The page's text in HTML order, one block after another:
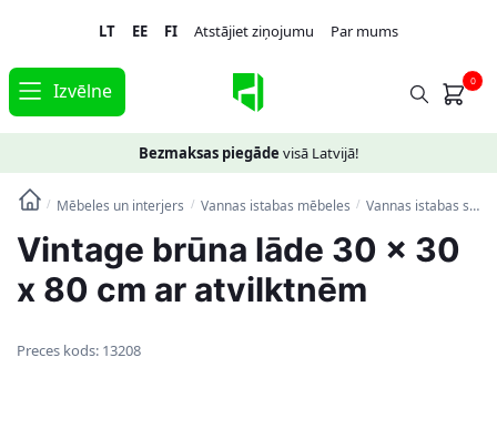
navigation
content
LT EE FI Atstājiet ziņojumu Par mums
Izvēlne 0
Bezmaksas piegāde visā Latvijā!
/ Mēbeles un interjers / Vannas istabas mēbeles / Vannas istabas skapīši
Vintage brūna lāde 30 x 30
x 80 cm ar atvilktnēm
Preces kods: 13208